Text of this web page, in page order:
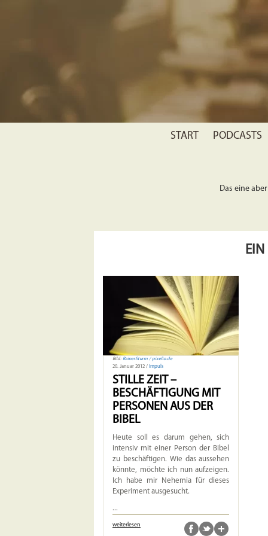
START PODCASTS
Das eine
EIN
Bild: RainerSturm / pixelio.de
20. Januar 2012 /
Impuls
STILLE ZEIT –
BESCHÄFTIGUNG MIT
PERSONEN AUS DER
BIBEL
Heute soll es darum gehen, sich
intensiv mit einer Person der Bibel
zu beschäftigen. Wie das aussehen
könnte, möchte ich nun aufzeigen.
Ich habe mir Nehemia für dieses
Experiment ausgesucht.
...
weiterlesen